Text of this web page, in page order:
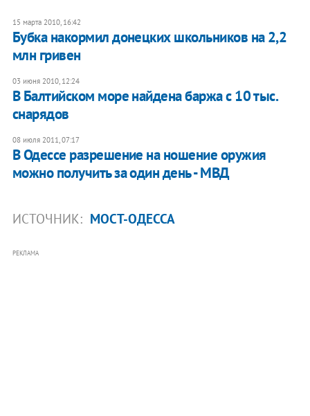
15 марта 2010, 16:42
Бубка накормил донецких школьников на 2,2
млн гривен
03 июня 2010, 12:24
В Балтийском море найдена баржа с 10 тыс.
снарядов
08 июля 2011, 07:17
В Одессе разрешение на ношение оружия
можно получить за один день - МВД
ИСТОЧНИК: МОСТ-ОДЕССА
РЕКЛАМА